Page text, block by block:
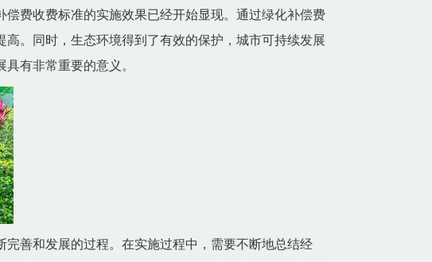
费收费标准的实施效果已经开始显现。通过绿化补偿费
。同时，生态环境得到了有效的保护，城市可持续发展
有非常重要的意义。
善和发展的过程。在实施过程中，需要不断地总结经